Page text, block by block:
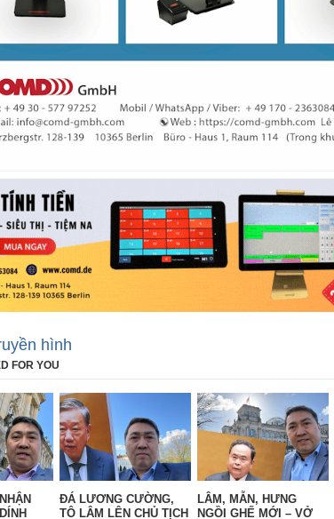
hình
FOR YOU
ĐÁ LƯƠNG CƯỜNG,
TÔ LÂM LÊN CHỦ TỊCH
LÂM, MẪN, HƯNG
NGỒI GHẾ MỚI – VỞ